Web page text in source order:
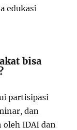
edukasi
bisa
partisipasi
dan
IDAI dan